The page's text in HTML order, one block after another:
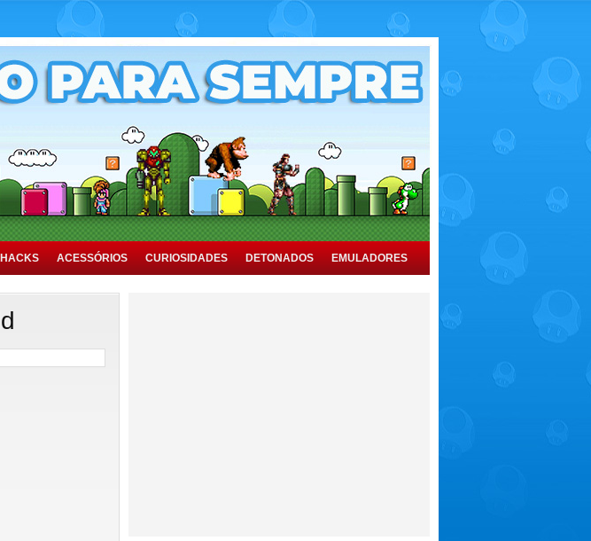
ACESSÓRIOS CURIOSIDADES DETONADOS EMULADORES